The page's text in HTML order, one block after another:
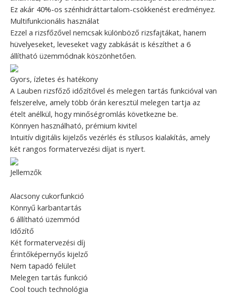
Ez akár 40%-os szénhidráttartalom-csökkenést eredményez.
Multifunkcionális használat
Ezzel a rizsfőzővel nemcsak különböző rizsfajtákat, hanem
hüvelyeseket, leveseket vagy zabkását is készíthet a 6
állítható üzemmódnak köszönhetően.
Gyors, ízletes és hatékony
A Lauben rizsfőző időzítővel és melegen tartás funkcióval van
felszerelve, amely több órán keresztül melegen tartja az
ételt anélkül, hogy minőségromlás következne be.
Könnyen használható, prémium kivitel
Intuitív digitális kijelzős vezérlés és stílusos kialakítás, amely
két rangos formatervezési díjat is nyert.
Jellemzők
Alacsony cukorfunkció
Könnyű karbantartás
6 állítható üzemmód
Időzítő
Két formatervezési díj
Érintőképernyős kijelző
Nem tapadó felület
Melegen tartás funkció
Cool touch technológia